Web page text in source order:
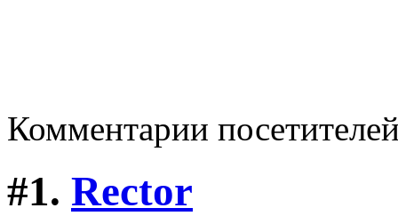
Комментарии
#1. Rector